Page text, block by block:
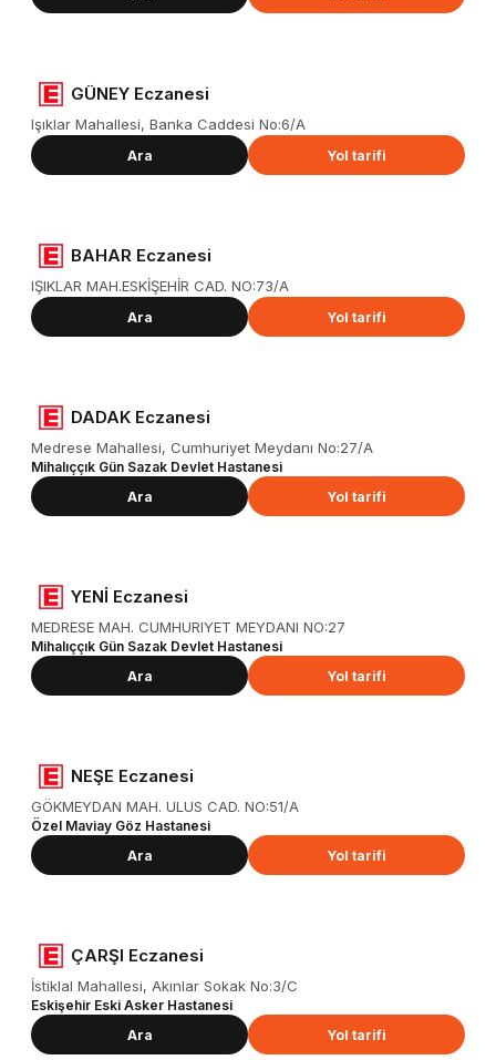
GÜNEY Eczanesi
Işıklar Mahallesi, Banka Caddesi No:6/A
Ara Yol tarifi
BAHAR Eczanesi
IŞIKLAR MAH.ESKİŞEHİR CAD. NO:73/A
Ara Yol tarifi
DADAK Eczanesi
Medrese Mahallesi, Cumhuriyet Meydanı No:27/A
Mihalıççık Gün Sazak Devlet Hastanesi
Ara
Yol tarifi
YENİ Eczanesi
MEDRESE MAH. CUMHURIYET MEYDANI NO:27
Mihalıççık Gün Sazak Devlet Hastanesi
Ara
Yol tarifi
NEŞE Eczanesi
GÖKMEYDAN MAH. ULUS CAD. NO:51/A
Özel Maviay Göz Hastanesi
Ara
Yol tarifi
ÇARŞI Eczanesi
İstiklal Mahallesi, Akınlar Sokak No:3/C
Eskişehir Eski Asker Hastanesi
Ara
Yol tarifi